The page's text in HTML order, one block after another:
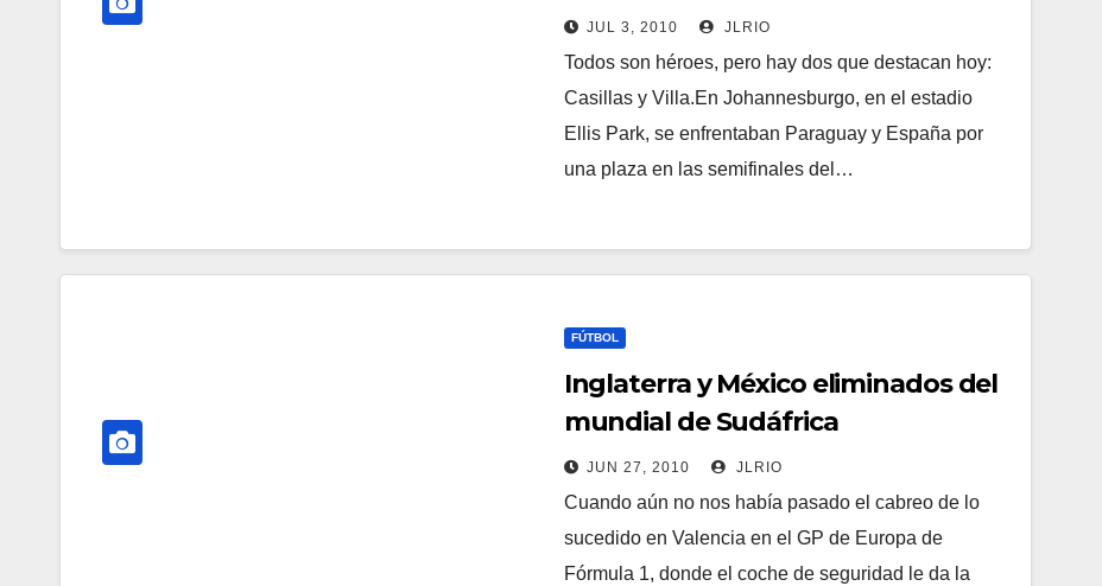
JUL 3, 2010 JLRIO
Todos son héroes, pero hay dos que destacan hoy:
Casillas y Villa.En Johannesburgo, en el estadio
Ellis Park, se enfrentaban Paraguay y España por
una plaza en las semifinales del…
FÚTBOL
Inglaterra y México eliminados del
mundial de Sudáfrica
JUN 27, 2010 JLRIO
Cuando aún no nos había pasado el cabreo de lo
sucedido en Valencia en el GP de Europa de
Fórmula 1, donde el coche de seguridad le da la